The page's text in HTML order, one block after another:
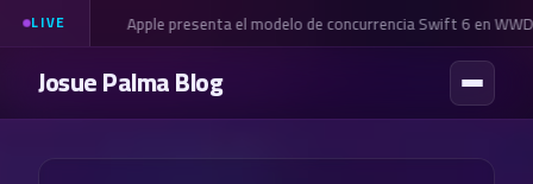
LIVE Apple presenta el modelo de concurrencia Swift 6 en
Josue Palma Blog